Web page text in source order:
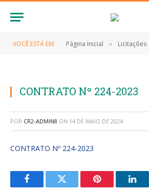
VOCÊ ESTÁ EM: Página Inicial » Licitações
CONTRATO Nº 224-2023
POR CR2-ADMIN8 ON 14 DE MAIO DE 2024
CONTRATO Nº 224-2023
FacebookTwitter Pinterest